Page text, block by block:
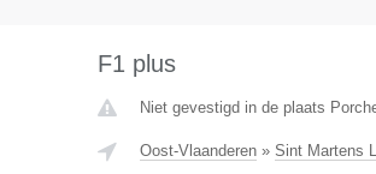
F1 plus
Niet gevestigd in de plaats
Oost-Vlaanderen» Sint Martens